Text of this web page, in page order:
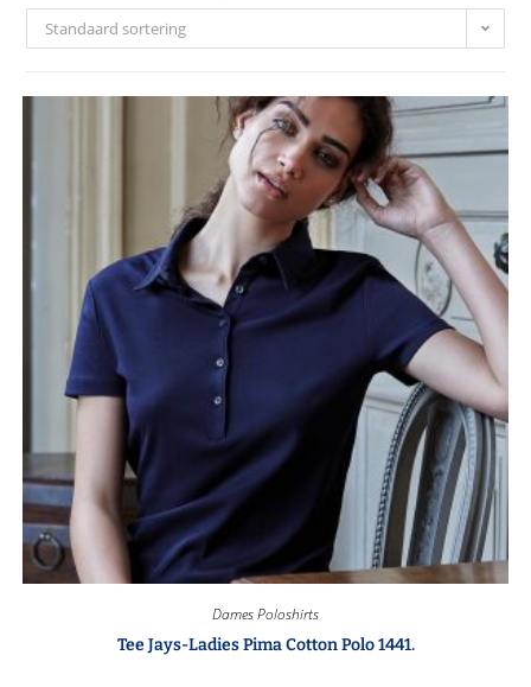
Standaard sortering
Dames Poloshirts
Tee Jays-Ladies Pima Cotton Polo 1441.